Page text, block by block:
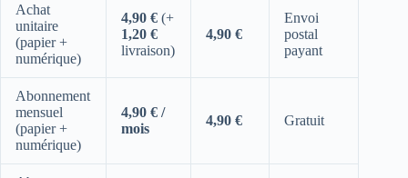
Achat
unitaire
(papier +
numérique)
4,90 € (+
1,20 €
livraison)
4,90 €
Envoi
postal
payant
Abonnement
mensuel
(papier +
numérique)
4,90 € /
mois
4,90 € Gratuit